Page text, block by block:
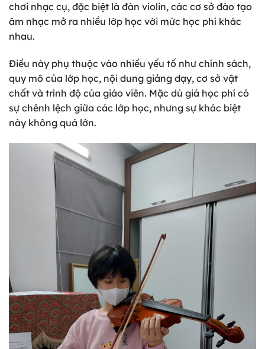
chơi nhạc cụ, đặc biệt là đàn violin, các cơ sở đào tạo
âm nhạc mở ra nhiều lớp học với mức học phí khác
nhau.
Điều này phụ thuộc vào nhiều yếu tố như chính sách,
quy mô của lớp học, nội dung giảng dạy, cơ sở vật
chất và trình độ của giáo viên. Mặc dù giá học phí có
sự chênh lệch giữa các lớp học, nhưng sự khác biệt
này không quá lớn.